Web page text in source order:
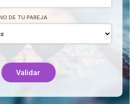
DE TU PAREJA
Validar